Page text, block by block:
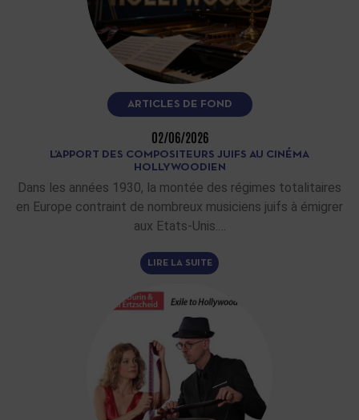
ARTICLES DE FOND
02/06/2026
L’APPORT DES COMPOSITEURS JUIFS AU CINÉMA
HOLLYWOODIEN
Dans les années 1930, la montée des régimes totalitaires
en Europe contraint de nombreux musiciens juifs à émigrer
aux Etats-Unis.…
LIRE LA SUITE